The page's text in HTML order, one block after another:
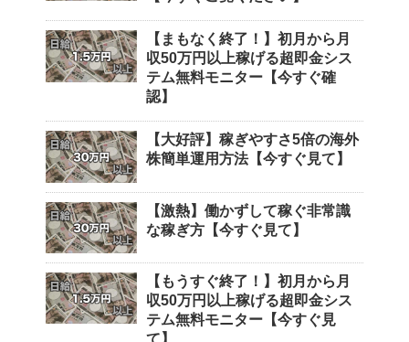
【まもなく終了！】初月から月
収50万円以上稼げる超即金シス
テム無料モニター【今すぐ確
認】
【大好評】稼ぎやすさ5倍の海外
株簡単運用方法【今すぐ見て】
【激熱】働かずして稼ぐ非常識
な稼ぎ方【今すぐ見て】
【もうすぐ終了！】初月から月
収50万円以上稼げる超即金シス
テム無料モニター【今すぐ見
て】